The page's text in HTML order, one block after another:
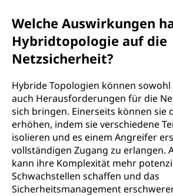
Welche Auswirkungen
Hybridtopologie auf die
Netzsicherheit?
Hybride Topologien können sowohl
auch Herausforderungen für die
sich bringen. Einerseits können sie
erhöhen, indem sie verschiedene
isolieren und es einem Angreifer
vollständigen Zugang zu erlangen.
kann ihre Komplexität mehr
Schwachstellen schaffen und das
Sicherheitsmanagement